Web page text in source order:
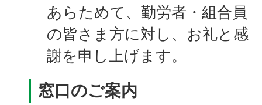
あらためて、勤労者・組合員
の皆さま方に対し、お礼と感
謝を申し上げます。
窓口のご案内